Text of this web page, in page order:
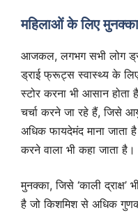
महिलाओं के लिए
आजकल, लगभग सभी लोग
ड्राई फ्रूट्स स्वास्थ्य के
स्टोर करना भी आसान
चर्चा करने जा रहे हैं, जिसे
अधिक फायदेमंद माना
करने वाला भी कहा जाता है।
मुनक्का, जिसे ‘काली
है जो किशमिश से अधिक